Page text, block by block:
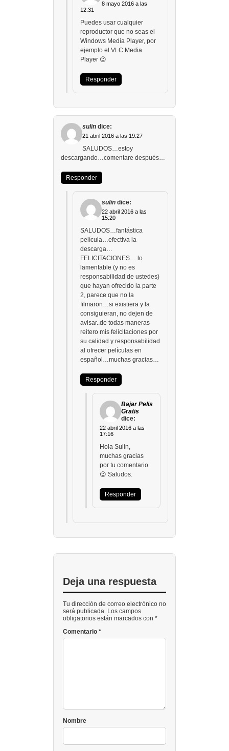
8 mayo 2016 a las
12:31
Puedes usar cualquier
reproductor que no seas el
Windows Media Player, por
ejemplo el VLC Media
Player 😉
Responder
sulin dice:
21 abril 2016 a las 19:27
SALUDOS…estoy
descargando…comentare después…
Responder
sulin dice:
22 abril 2016 a las
15:20
SALUDOS…fantástica
película…efectiva la
descarga…
FELICITACIONES… lo
lamentable (y no es
responsabilidad de ustedes)
que hayan ofrecido la parte
2, parece que no la
filmaron…si existiera y la
consiguieran, no dejen de
avisar..de todas maneras
reitero mis felicitaciones por
su calidad y responsabilidad
al ofrecer películas en
español…muchas gracias…
Responder
Bajar Pelis
Gratis
dice:
22 abril 2016 a las
17:16
Hola Sulin,
muchas gracias
por tu comentario
😉 Saludos.
Responder
Deja una respuesta
Tu dirección de correo electrónico no
será publicada. Los campos
obligatorios están marcados con *
Comentario *
Nombre